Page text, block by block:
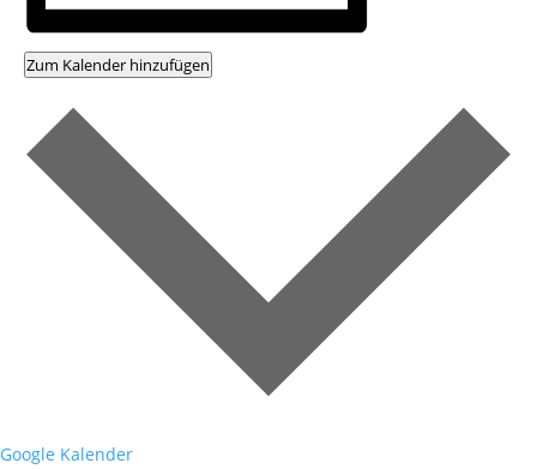
Zum Kalender hinzufügen
Google Kalender